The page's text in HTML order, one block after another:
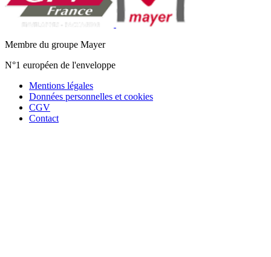
Membre du groupe Mayer
N°1 européen de l'enveloppe
Mentions légales
Données personnelles et cookies
CGV
Contact